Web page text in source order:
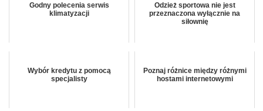
Godny polecenia serwis
klimatyzacji
Odzież sportowa nie jest
przeznaczona wyłącznie na
siłownię
Wybór kredytu z pomocą
specjalisty
Poznaj różnice między różnymi
hostami internetowymi